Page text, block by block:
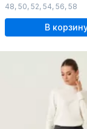
48, 50, 52, 54, 56, 58
В